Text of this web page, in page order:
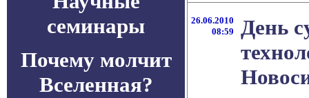
семинары
Почему молчит
Вселенная?
26.06.2010
08:59
День